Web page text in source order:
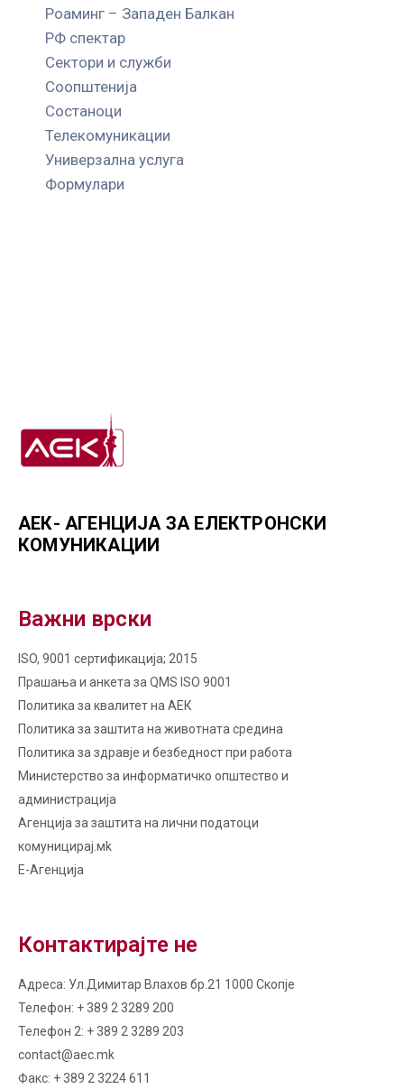
Роаминг – Западен Балкан
РФ спектар
Сектори и служби
Соопштенија
Состаноци
Телекомуникации
Универзална услуга
Формулари
АЕК- АГЕНЦИЈА ЗА ЕЛЕКТРОНСКИ
КОМУНИКАЦИИ
Важни врски
ISO, 9001 сертификација; 2015
Прашања и анкета за QMS ISO 9001
Политика за квалитет на AЕК
Политика за заштита на животната средина
Политика за здравје и безбедност при работа
Министерство за информатичко општество и
администрација
Агенција за заштита на лични податоци
комуницирај.мk
Е-Агенција
Контактирајте не
Адреса: Ул.Димитар Влахов бр.21 1000 Скопје
Телефон: + 389 2 3289 200
Телефон 2: + 389 2 3289 203
contact@aec.mk
Факс: + 389 2 3224 611